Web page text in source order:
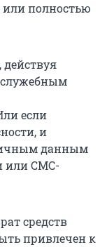
или полностью
действуя
служебным
если
и
данным
или СМС-
средств
привлечен к